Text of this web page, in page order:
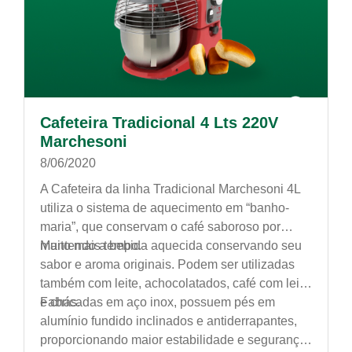
Cafeteira Tradicional 4 Lts 220V
Marchesoni
8/06/2020
A Cafeteira da linha Tradicional Marchesoni 4L
utiliza o sistema de aquecimento em “banho-
maria”, que conservam o café saboroso por
muito mais tempo.
Mantendo a bebida aquecida conservando seu
sabor e aroma originais. Podem ser utilizadas
também com leite, achocolatados, café com leite
e chás.
Fabricadas em aço inox, possuem pés em
alumínio fundido inclinados e antiderrapantes,
proporcionando maior estabilidade e segurança.